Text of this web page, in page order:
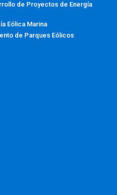
de Proyectos de Energía
Eólica Marina
de Parques Eólicos